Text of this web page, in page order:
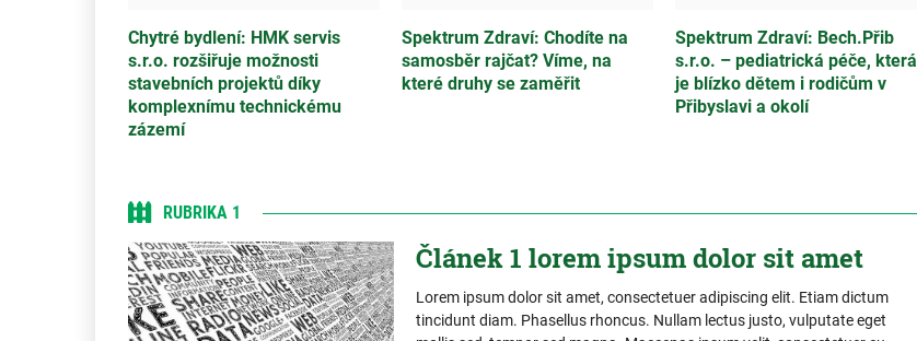
Chytré bydlení: HMK servis
s.r.o. rozšiřuje možnosti
stavebních projektů díky
komplexnímu technickému
zázemí
Spektrum Zdraví: Chodíte na
samosběr rajčat? Víme, na
které druhy se zaměřit
Spektrum Zdraví: Bech.Přib
s.r.o. – pediatrická péče, která
je blízko dětem i rodičům v
Přibyslavi a okolí
RUBRIKA 1
Článek 1 lorem ipsum dolor sit amet
Lorem ipsum dolor sit amet, consectetuer adipiscing elit. Etiam dictum
tincidunt diam. Phasellus rhoncus. Nullam lectus justo, vulputate eget